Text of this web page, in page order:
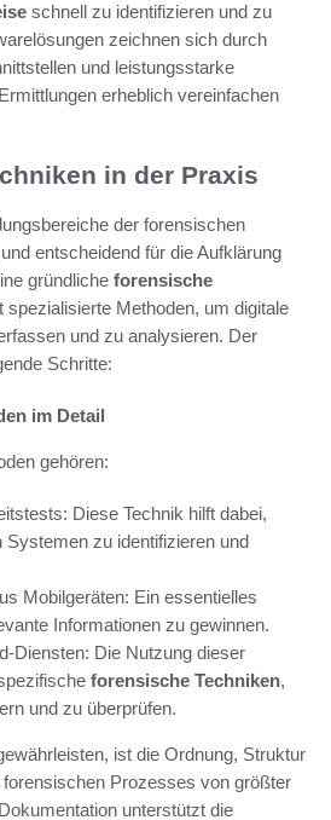
schnell zu identifizieren und zu
zeichnen sich durch
und leistungsstarke
erheblich vereinfachen
in der Praxis
der forensischen
entscheidend für die Aufklärung
gründliche forensische
spezialisierte Methoden, um digitale
und zu analysieren. Der
Schritte:
im Detail
gehören:
Diese Technik hilft dabei,
Systemen zu identifizieren und
Mobilgeräten: Ein essentielles
Informationen zu gewinnen.
Diensten: Die Nutzung dieser
forensische Techniken,
und zu überprüfen.
ist die Ordnung, Struktur
Prozesses von größter
unterstützt die